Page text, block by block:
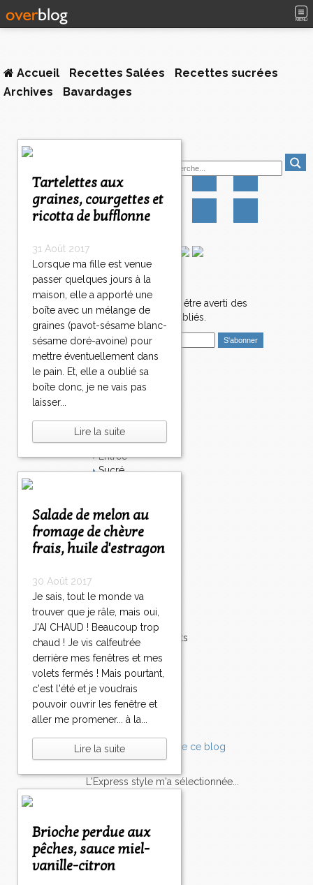
MENU
Accueil Recettes Salées
Recettes sucrées
Archives
Bavardages
Tartelettes aux
graines, courgettes et
ricotta de bufflonne
31 Août 2017
Lorsque ma fille est venue
passer quelques jours à la
maison, elle a apporté une
boîte avec un mélange de
graines (pavot-sésame blanc-
sésame doré-avoine) pour
mettre éventuellement dans
le pain. Et, elle a oublié sa
boîte donc, je ne vais pas
laisser...
Lire la suite
Salade de melon au
fromage de chèvre
frais, huile d'estragon
30 Août 2017
Je sais, tout le monde va
trouver que je râle, mais oui,
J'AI CHAUD ! Beaucoup trop
chaud ! Je vis calfeutrée
derrière mes fenêtres et mes
volets fermés ! Mais pourtant,
c'est l'été et je voudrais
pouvoir ouvrir les fenêtre et
aller me promener... à la...
Lire la suite
Brioche perdue aux
pêches, sauce miel-
vanille-citron
Newsletter
Abonnez-vous pour être averti des
nouveaux articles publiés.
E
i
l
Plat
Bavardages
Entrée
Sucré
Fromage
Italie
Viande
Tarte
Soupe
Fêtes
Poisson
Accompagnements
Champignons
Pâtes
Tomates
Balade
L'Express style m'a sélectionnée...
lexpress.fr/Styles
articles récents
2